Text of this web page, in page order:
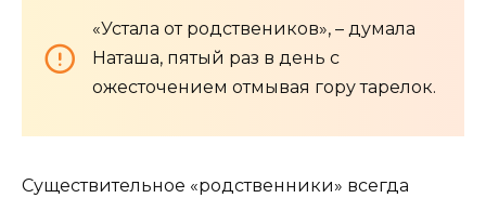
«Устала от родствеников», – думала
Наташа, пятый раз в день с
ожесточением отмывая гору тарелок.
Существительное «родственники» всегда